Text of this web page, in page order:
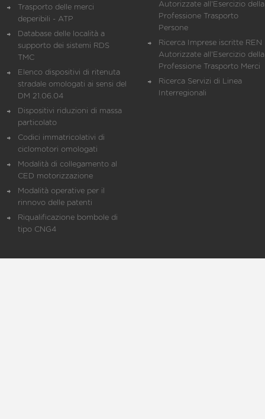
Trasporto delle merci
deperibili - ATP
Database delle località a
supporto dei sistemi RDS
TMC
Elenco dispositivi di ritenuta
stradale omologati ai sensi del
DM 21.06.04
Dispositivi riduzioni di massa
particolato
Codici immatricolativi di
ciclomotori omologati
Modalità di collegamento al
CED motorizzazione
Modalità operative per il
rinnovo delle patenti
Riqualificazione bombole di
tipo CNG4
Autorizzate all'Esercizio della
Professione Trasporto
Persone
Ricerca Imprese iscritte REN
Autorizzate all'Esercizio della
Professione Trasporto Merci
Ricerca Servizi di Linea
Interregionali